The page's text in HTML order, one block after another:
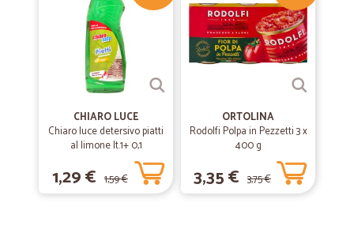
CHIARO LUCE
Chiaro luce detersivo piatti
al limone lt.1+ 0,1
1,29 € 1,59 €
ORTOLINA
Rodolfi Polpa in Pezzetti 3 x
400 g
3,35 € 3,75 €